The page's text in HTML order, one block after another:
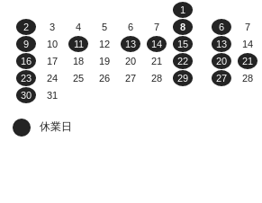
1
2
3 4 5 6 7
8
9
10 11 12 13 14
15
16
17 18 19 20 21
22
23
24 25 26 27 28
29
30
31
6
7
13
14
20
21
27
28